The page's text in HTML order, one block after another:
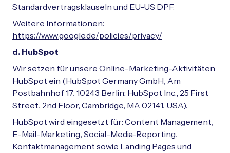
Standardvertragsklauseln und EU-US DPF.
Weitere Informationen:
https://www.google.de/policies/privacy/
d. HubSpot
Wir setzen für unsere Online-Marketing-Aktivitäten
HubSpot ein (HubSpot Germany GmbH, Am
Postbahnhof 17, 10243 Berlin; HubSpot Inc., 25 First
Street, 2nd Floor, Cambridge, MA 02141, USA).
HubSpot wird eingesetzt für: Content Management,
E-Mail-Marketing, Social-Media-Reporting,
Kontaktmanagement sowie Landing Pages und